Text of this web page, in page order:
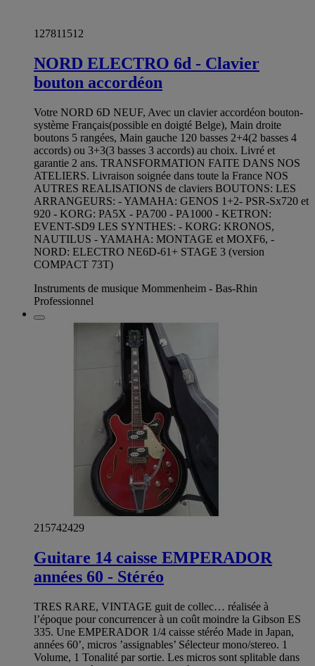
127811512
NORD ELECTRO 6d - Clavier
bouton accordéon
Votre NORD 6D NEUF, Avec un clavier accordéon bouton-
système Français(possible en doigté Belge), Main droite
boutons 5 rangées, Main gauche 120 basses 2+4(2 basses 4
accords) ou 3+3(3 basses 3 accords) au choix. Livré et
garantie 2 ans. TRANSFORMATION FAITE DANS NOS
ATELIERS. Livraison soignée dans toute la France NOS
AUTRES REALISATIONS de claviers BOUTONS: LES
ARRANGEURS: - YAMAHA: GENOS 1+2- PSR-Sx720 et
920 - KORG: PA5X - PA700 - PA1000 - KETRON:
EVENT-SD9 LES SYNTHES: - KORG: KRONOS,
NAUTILUS - YAMAHA: MONTAGE et MOXF6, -
NORD: ELECTRO NE6D-61+ STAGE 3 (version
COMPACT 73T)
Instruments de musique Mommenheim - Bas-Rhin
Professionnel
215742429
Guitare 14 caisse EMPERADOR
années 60 - Stéréo
TRES RARE, VINTAGE guit de collec… réalisée à
l’époque pour concurrencer à un coût moindre la Gibson ES
335. Une EMPERADOR 1/4 caisse stéréo Made in Japan,
années 60’, micros ’assignables’ Sélecteur mono/stereo. 1
Volume, 1 Tonalité par sortie. Les micros sont splitable dans